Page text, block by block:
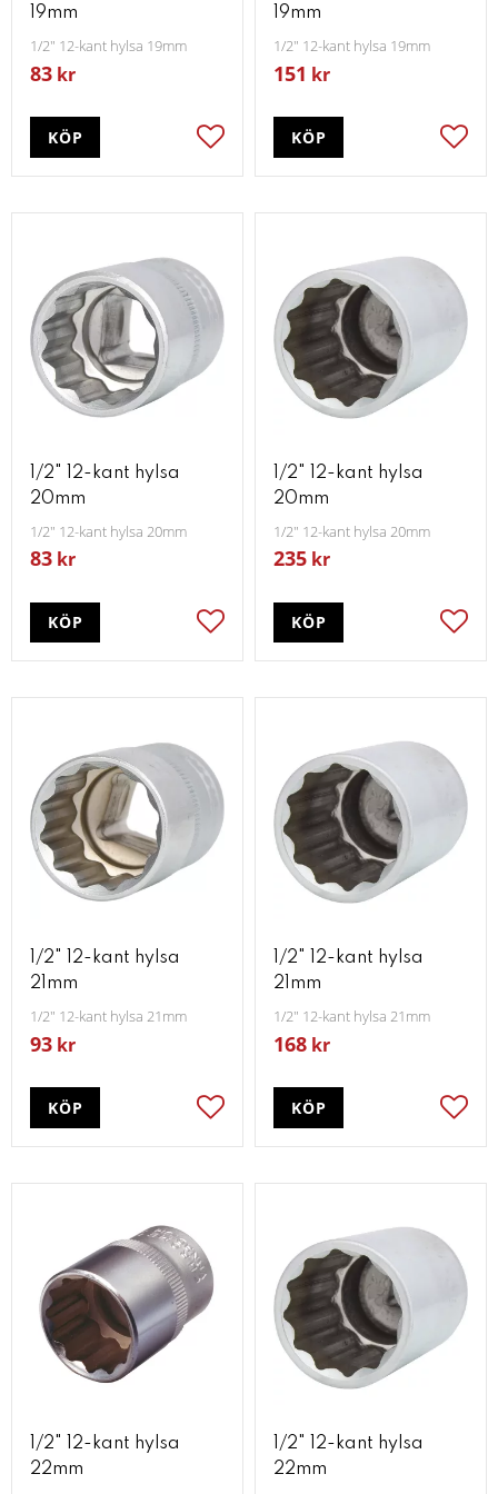
19mm
1/2" 12-kant hylsa 19mm
83 kr
Lägg till i favoriter
KÖP
19mm
1/2" 12-kant hylsa 19mm
151 kr
KÖP
1/2" 12-kant hylsa
20mm
1/2" 12-kant hylsa 20mm
83 kr
Lägg till i favoriter
KÖP
1/2" 12-kant hylsa
20mm
1/2" 12-kant hylsa 20mm
235 kr
KÖP
1/2" 12-kant hylsa
21mm
1/2" 12-kant hylsa 21mm
93 kr
Lägg till i favoriter
KÖP
1/2" 12-kant hylsa
21mm
1/2" 12-kant hylsa 21mm
168 kr
KÖP
1/2" 12-kant hylsa
22mm
1/2" 12-kant hylsa
22mm